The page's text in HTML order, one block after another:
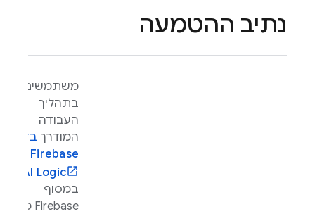
נתיב ההטמעה
משתמשים
בתהליך
העבודה
המודרך בדף
Firebase
AI Logic
במסוף
Firebase כדי